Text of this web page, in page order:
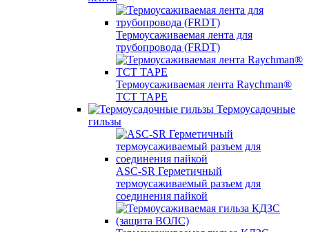
Термоусаживаемая лента для
трубопровода (FRDT)
Термоусаживаемая лента Raychman®
TCT TAPE
Термоусадочные
гильзы
ASC‐SR Герметичный
термоусаживаемый разъем для
соединения пайкой